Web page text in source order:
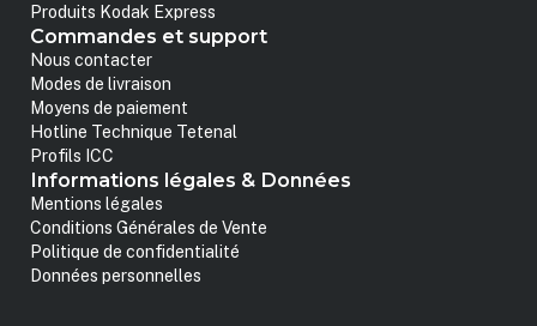
Produits Kodak Express
Commandes et support
Nous contacter
Modes de livraison
Moyens de paiement
Hotline Technique Tetenal
Profils ICC
Informations légales & Données
Mentions légales
Conditions Générales de Vente
Politique de confidentialité
Données personnelles